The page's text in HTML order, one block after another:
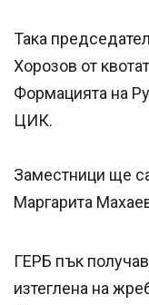
Така
Хорозов от
Формацията на
ЦИК.
Заместници ще
Маргарита
ГЕРБ пък
изтеглена на